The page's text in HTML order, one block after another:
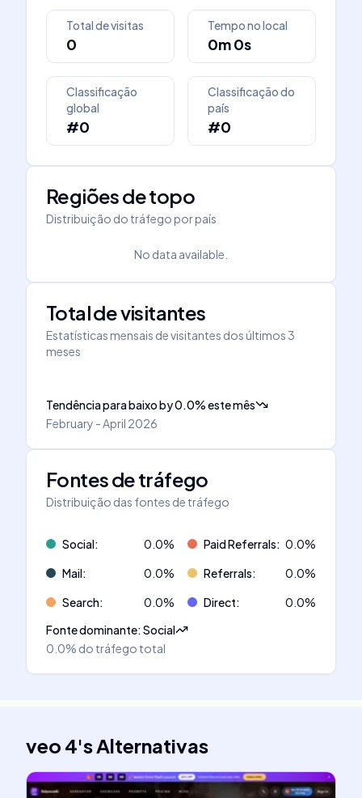
Total de visitas
0
Tempo no local
0m 0s
Classificação
global
#0
Classificação do
país
#0
Regiões de topo
Distribuição do tráfego por país
No data available.
Total de visitantes
Estatísticas mensais de visitantes dos últimos 3
meses
Tendência para baixoby0.0%este mês
February - April 2026
Fontes de tráfego
Distribuição das fontes de tráfego
Social: 0.0% Paid Referrals: 0.0%
Mail: 0.0% Referrals: 0.0%
Search: 0.0% Direct: 0.0%
Fonte dominante:Social
0.0% do tráfego total
veo 4'sAlternativas